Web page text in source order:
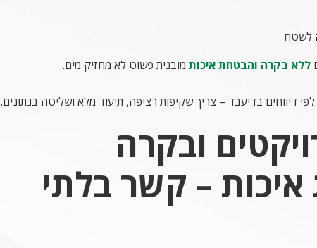
לשטח
ללא בקרה והבטחת איכות מובנית פשוט לא מחזיק מים.
דיווחים בדיעבד – צריך שקיפות רציפה, תיעוד מלא ושליטה בנתונים.
ובקרה
– קשר בלתי